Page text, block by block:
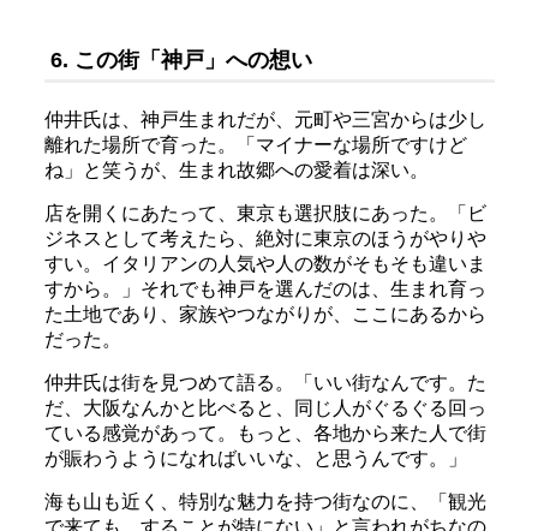
6. この街「神戸」への想い
仲井氏は、神戸生まれだが、元町や三宮からは少し
離れた場所で育った。「マイナーな場所ですけど
ね」と笑うが、生まれ故郷への愛着は深い。
店を開くにあたって、東京も選択肢にあった。「ビ
ジネスとして考えたら、絶対に東京のほうがやりや
すい。イタリアンの人気や人の数がそもそも違いま
すから。」それでも神戸を選んだのは、生まれ育っ
た土地であり、家族やつながりが、ここにあるから
だった。
仲井氏は街を見つめて語る。「いい街なんです。た
だ、大阪なんかと比べると、同じ人がぐるぐる回っ
ている感覚があって。もっと、各地から来た人で街
が賑わうようになればいいな、と思うんです。」
海も山も近く、特別な魅力を持つ街なのに、「観光
で来ても、することが特にない」と言われがちなの